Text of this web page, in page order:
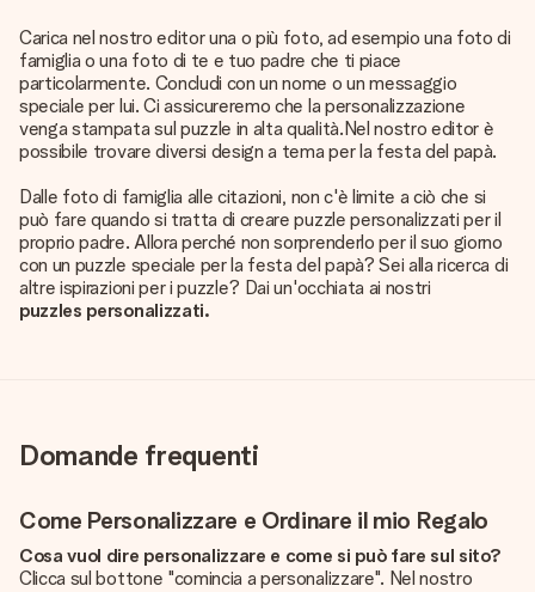
Carica nel nostro editor una o più foto, ad esempio una foto di
famiglia o una foto di te e tuo padre che ti piace
particolarmente. Concludi con un nome o un messaggio
speciale per lui. Ci assicureremo che la personalizzazione
venga stampata sul puzzle in alta qualità.Nel nostro editor è
possibile trovare diversi design a tema per la festa del papà.
Dalle foto di famiglia alle citazioni, non c'è limite a ciò che si
può fare quando si tratta di creare puzzle personalizzati per il
proprio padre. Allora perché non sorprenderlo per il suo giorno
con un puzzle speciale per la festa del papà? Sei alla ricerca di
altre ispirazioni per i puzzle? Dai un'occhiata ai nostri
puzzles personalizzati.
Domande frequenti
Come Personalizzare e Ordinare il mio Regalo
Cosa vuol dire personalizzare e come si può fare sul sito?
Clicca sul bottone "comincia a personalizzare". Nel nostro